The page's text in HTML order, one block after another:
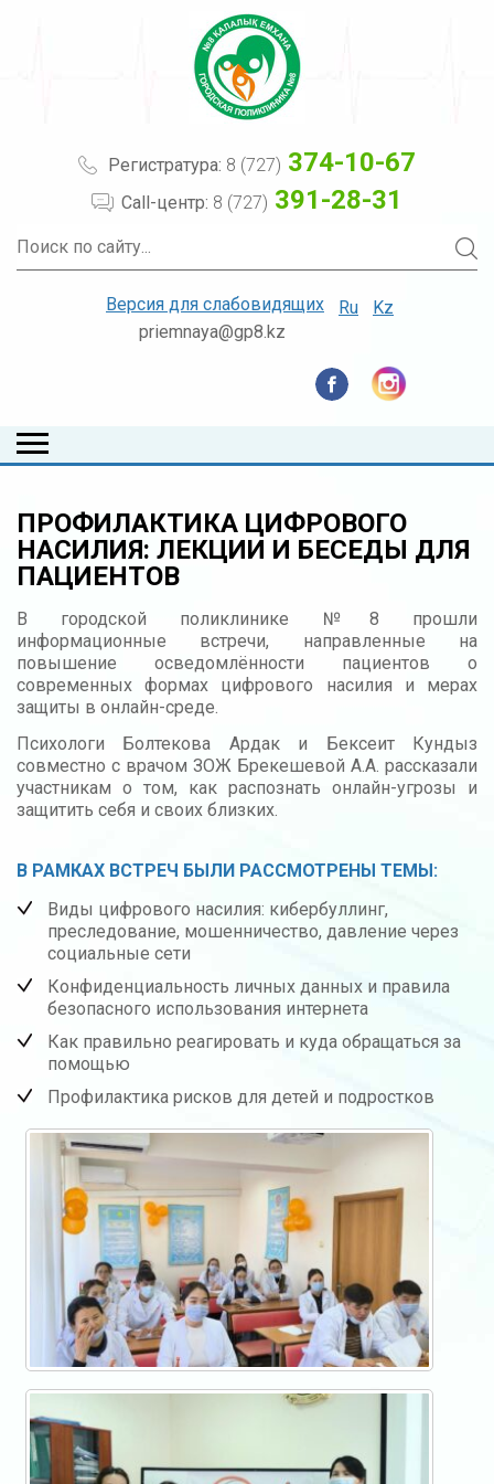
Регистратура: 8 (727) 374-10-67
Call-центр: 8 (727) 391-28-31
Версия для слабовидящих
priemnaya@gp8.kz
Ru Kz
ПРОФИЛАКТИКА ЦИФРОВОГО
НАСИЛИЯ: ЛЕКЦИИ И БЕСЕДЫ ДЛЯ
ПАЦИЕНТОВ
В городской поликлинике №8 прошли
информационные встречи, направленные на
повышение осведомлённости пациентов о
современных формах цифрового насилия и мерах
защиты в онлайн-среде.
Психологи Болтекова Ардак и Бексеит Кундыз
совместно с врачом ЗОЖ Брекешевой А.А. рассказали
участникам о том, как распознать онлайн-угрозы и
защитить себя и своих близких.
В РАМКАХ ВСТРЕЧ БЫЛИ РАССМОТРЕНЫ ТЕМЫ:
Виды цифрового насилия: кибербуллинг,
преследование, мошенничество, давление через
социальные сети
Конфиденциальность личных данных и правила
безопасного использования интернета
Как правильно реагировать и куда обращаться за
помощью
Профилактика рисков для детей и подростков